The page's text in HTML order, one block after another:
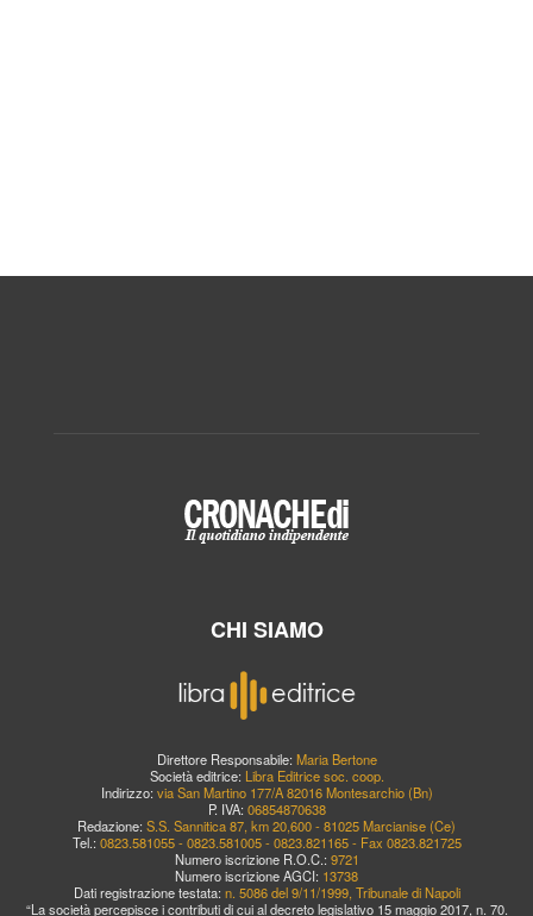
CHI SIAMO
Direttore Responsabile: Maria Bertone
Società editrice: Libra Editrice soc. coop.
Indirizzo: via San Martino 177/A 82016 Montesarchio (Bn)
P. IVA: 06854870638
Redazione: S.S. Sannitica 87, km 20,600 - 81025 Marcianise (Ce)
Tel.: 0823.581055 - 0823.581005 - 0823.821165 - Fax 0823.821725
Numero iscrizione R.O.C.: 9721
Numero iscrizione AGCI: 13738
Dati registrazione testata: n. 5086 del 9/11/1999, Tribunale di Napoli
“La società percepisce i contributi di cui al decreto legislativo 15 maggio 2017, n. 70.